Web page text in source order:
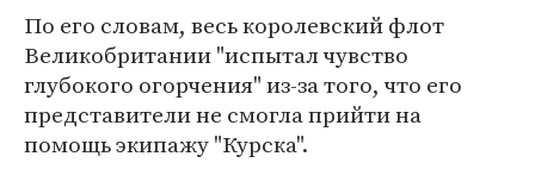
По его словам, весь королевский флот
Великобритании "испытал чувство
глубокого огорчения" из-за того, что его
представители не смогла прийти на
помощь экипажу "Курска".